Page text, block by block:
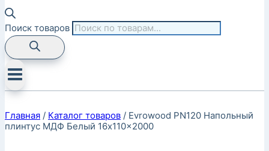
Поиск товаров
Главная / Каталог товаров / Evrowood PN120 Напольный
плинтус МДФ Белый 16x110x2000